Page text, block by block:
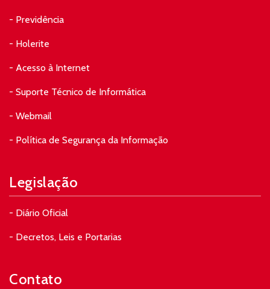
- Previdência
- Holerite
- Acesso à Internet
- Suporte Técnico de Informática
- Webmail
- Política de Segurança da Informação
Legislação
- Diário Oficial
- Decretos, Leis e Portarias
Contato